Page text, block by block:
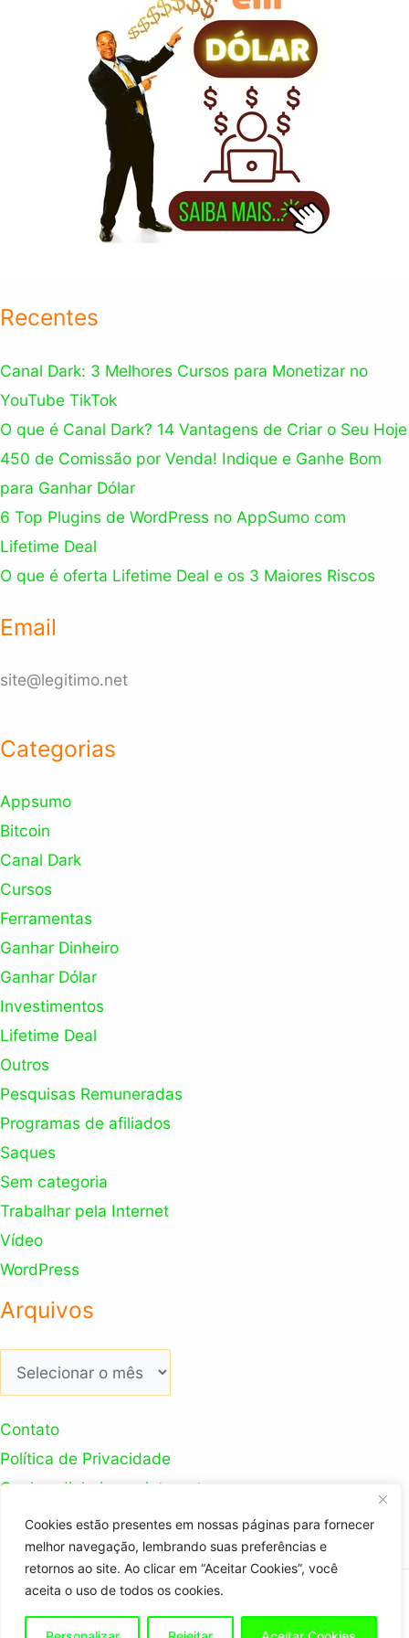
Cookies estão presentes em nossas páginas para fornecer
melhor navegação, lembrando suas preferências e
retornos ao site. Ao clicar em “Aceitar Cookies”, você
aceita o uso de todos os cookies.
Recentes
Canal Dark: 3 Melhores Cursos para Monetizar no
YouTube TikTok
O que é Canal Dark? 14 Vantagens de Criar o Seu Hoje
450 de Comissão por Venda! Indique e Ganhe Bom
para Ganhar Dólar
6 Top Plugins de WordPress no AppSumo com
Lifetime Deal
O que é oferta Lifetime Deal e os 3 Maiores Riscos
Email
site@legitimo.net
Categorias
Appsumo
Bitcoin
Canal Dark
Cursos
Ferramentas
Ganhar Dinheiro
Ganhar Dólar
Investimentos
Lifetime Deal
Outros
Pesquisas Remuneradas
Programas de afiliados
Saques
Sem categoria
Trabalhar pela Internet
Vídeo
WordPress
Arquivos
Arquivos
Contato
Política de Privacidade
Ganhar dinheiro na internet
Nosso Canal Youtube